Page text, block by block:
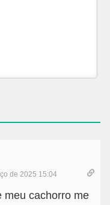
de 2025 15:04
meu cachorro me